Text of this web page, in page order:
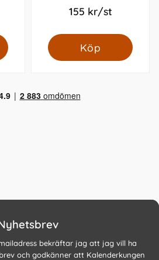
155 kr/st
Köp
bekräftar jag att jag vill ha
och godkänner att Kalenderkungen